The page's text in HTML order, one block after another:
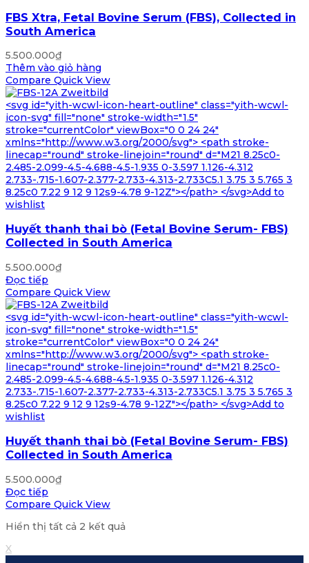
FBS Xtra, Fetal Bovine Serum (FBS), Collected in
South America
5.500.000₫
Thêm vào giỏ hàng
Compare Quick View
<svg id="yith-wcwl-icon-heart-outline" class="yith-wcwl-
icon-svg" fill="none" stroke-width="1.5"
stroke="currentColor" viewBox="0 0 24 24"
xmlns="http://www.w3.org/2000/svg"> <path stroke-
linecap="round" stroke-linejoin="round" d="M21 8.25c0-
2.485-2.099-4.5-4.688-4.5-1.935 0-3.597 1.126-4.312
2.733-.715-1.607-2.377-2.733-4.313-2.733C5.1 3.75 3 5.765 3
8.25c0 7.22 9 12 9 12s9-4.78 9-12Z"></path> </svg>Add to
wishlist
Huyết thanh thai bò (Fetal Bovine Serum- FBS)
Collected in South America
5.500.000₫
Đọc tiếp
Compare Quick View
<svg id="yith-wcwl-icon-heart-outline" class="yith-wcwl-
icon-svg" fill="none" stroke-width="1.5"
stroke="currentColor" viewBox="0 0 24 24"
xmlns="http://www.w3.org/2000/svg"> <path stroke-
linecap="round" stroke-linejoin="round" d="M21 8.25c0-
2.485-2.099-4.5-4.688-4.5-1.935 0-3.597 1.126-4.312
2.733-.715-1.607-2.377-2.733-4.313-2.733C5.1 3.75 3 5.765 3
8.25c0 7.22 9 12 9 12s9-4.78 9-12Z"></path> </svg>Add to
wishlist
Huyết thanh thai bò (Fetal Bovine Serum- FBS)
Collected in South America
5.500.000₫
Đọc tiếp
Compare Quick View
Hiển thị tất cả 2 kết quả
X